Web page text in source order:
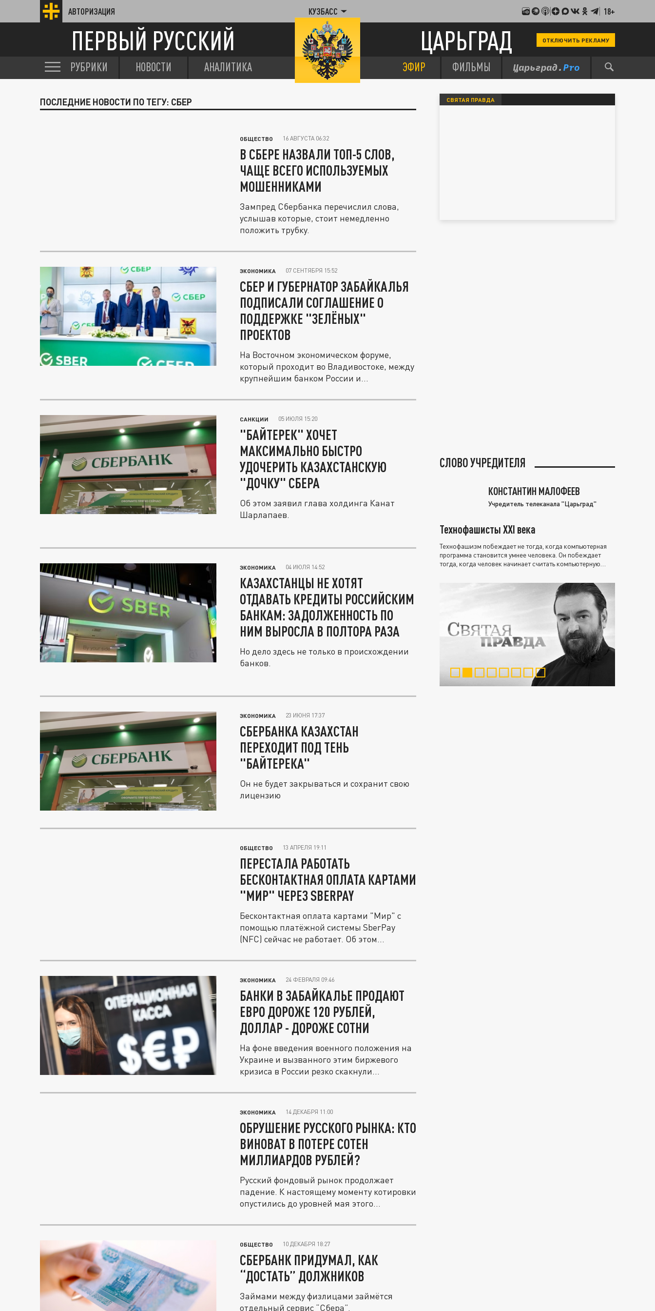
АВТОРИЗАЦИЯ КУЗБАСС 18+
ПЕРВЫЙ РУССКИЙ ЦАРЬГРАД ОТКЛЮЧИТЬ РЕКЛАМУ
РУБРИКИ НОВОСТИ АНАЛИТИКА ЭФИР ФИЛЬМЫ
ПОСЛЕДНИЕ НОВОСТИ ПО ТЕГУ: СБЕР
ОБЩЕСТВО 16 АВГУСТА 06:32
В СБЕРЕ НАЗВАЛИ ТОП-5 СЛОВ,
ЧАЩЕ ВСЕГО ИСПОЛЬЗУЕМЫХ
МОШЕННИКАМИ
Зампред Сбербанка перечислил слова,
услышав которые, стоит немедленно
положить трубку.
ЭКОНОМИКА 07 СЕНТЯБРЯ 15:52
СБЕР И ГУБЕРНАТОР ЗАБАЙКАЛЬЯ
ПОДПИСАЛИ СОГЛАШЕНИЕ О
ПОДДЕРЖКЕ "ЗЕЛЁНЫХ"
ПРОЕКТОВ
На Восточном экономическом форуме,
который проходит во Владивостоке, между
крупнейшим банком России и...
САНКЦИИ 05 ИЮЛЯ 15:20
"БАЙТЕРЕК" ХОЧЕТ
МАКСИМАЛЬНО БЫСТРО
УДОЧЕРИТЬ КАЗАХСТАНСКУЮ
"ДОЧКУ" СБЕРА
Об этом заявил глава холдинга Канат
Шарлапаев.
ЭКОНОМИКА 04 ИЮЛЯ 14:52
КАЗАХСТАНЦЫ НЕ ХОТЯТ
ОТДАВАТЬ КРЕДИТЫ РОССИЙСКИМ
БАНКАМ: ЗАДОЛЖЕННОСТЬ ПО
НИМ ВЫРОСЛА В ПОЛТОРА РАЗА
Но дело здесь не только в происхождении
банков.
ЭКОНОМИКА 23 ИЮНЯ 17:37
СБЕРБАНКА КАЗАХСТАН
ПЕРЕХОДИТ ПОД ТЕНЬ
"БАЙТЕРЕКА"
Он не будет закрываться и сохранит свою
лицензию
ОБЩЕСТВО 13 АПРЕЛЯ 19:11
ПЕРЕСТАЛА РАБОТАТЬ
БЕСКОНТАКТНАЯ ОПЛАТА КАРТАМИ
"МИР" ЧЕРЕЗ SBERPAY
Бесконтактная оплата картами "Мир" с
помощью платёжной системы SberPay
(NFC) сейчас не работает. Об этом...
ЭКОНОМИКА 24 ФЕВРАЛЯ 09:46
БАНКИ В ЗАБАЙКАЛЬЕ ПРОДАЮТ
ЕВРО ДОРОЖЕ 120 РУБЛЕЙ,
ДОЛЛАР - ДОРОЖЕ СОТНИ
На фоне введения военного положения на
Украине и вызванного этим биржевого
кризиса в России резко скакнули...
ЭКОНОМИКА 14 ДЕКАБРЯ 11:00
ОБРУШЕНИЕ РУССКОГО РЫНКА: КТО
ВИНОВАТ В ПОТЕРЕ СОТЕН
МИЛЛИАРДОВ РУБЛЕЙ?
Русский фондовый рынок продолжает
падение. К настоящему моменту котировки
опустились до уровней мая этого...
ОБЩЕСТВО 10 ДЕКАБРЯ 18:27
СБЕРБАНК ПРИДУМАЛ, КАК
“ДОСТАТЬ” ДОЛЖНИКОВ
Займами между физлицами займётся
отдельный сервис “Сбера”.
СВЯТАЯ ПРАВДА
СЛОВО УЧРЕДИТЕЛЯ
КОНСТАНТИН МАЛОФЕЕВ
Учредитель телеканала "Царьград"
Технофашисты XXI века
Технофашизм побеждает не тогда, когда компьютерная
программа становится умнее человека. Он побеждает
тогда, когда человек начинает считать компьютерную